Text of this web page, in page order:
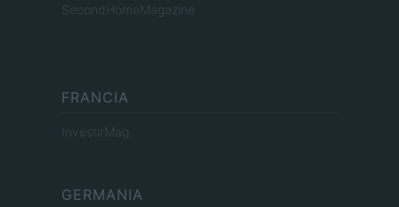
SecondHomeMagazine
FRANCIA
InvestirMag
GERMANIA